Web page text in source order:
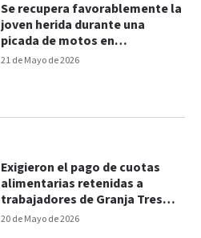
21 de Mayo de 2026
Se recupera favorablemente la
joven herida durante una
picada de motos en
Concepción del Uruguay
20 de Mayo de 2026
Exigieron el pago de cuotas
alimentarias retenidas a
trabajadores de Granja Tres
Arroyos